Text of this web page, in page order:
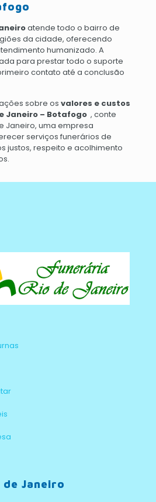
atende todo o bairro de
da cidade, oferecendo
humanizado. A
para prestar todo o suporte
contato até a conclusão
sobre os valores e custos
Janeiro – Botafogo , conte
Janeiro, uma empresa
serviços funerários de
justos, respeito e acolhimento
Janeiro